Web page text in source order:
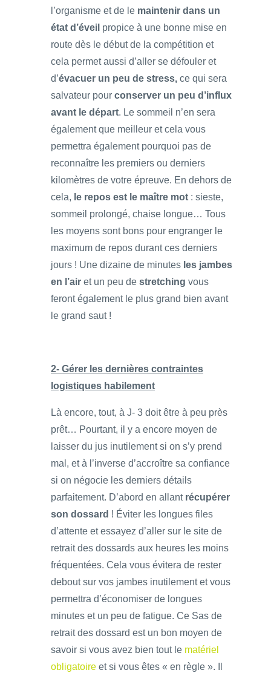
l’organisme et de le maintenir dans un
état d’éveil propice à une bonne mise en
route dès le début de la compétition et
cela permet aussi d’aller se défouler et
d’évacuer un peu de stress, ce qui sera
salvateur pour conserver un peu d’influx
avant le départ. Le sommeil n’en sera
également que meilleur et cela vous
permettra également pourquoi pas de
reconnaître les premiers ou derniers
kilomètres de votre épreuve. En dehors de
cela, le repos est le maître mot : sieste,
sommeil prolongé, chaise longue… Tous
les moyens sont bons pour engranger le
maximum de repos durant ces derniers
jours ! Une dizaine de minutes les jambes
en l’air et un peu de stretching vous
feront également le plus grand bien avant
le grand saut !
2- Gérer les dernières contraintes
logistiques habilement
Là encore, tout, à J- 3 doit être à peu près
prêt… Pourtant, il y a encore moyen de
laisser du jus inutilement si on s’y prend
mal, et à l’inverse d’accroître sa confiance
si on négocie les derniers détails
parfaitement. D’abord en allant récupérer
son dossard ! Éviter les longues files
d’attente et essayez d’aller sur le site de
retrait des dossards aux heures les moins
fréquentées. Cela vous évitera de rester
debout sur vos jambes inutilement et vous
permettra d’économiser de longues
minutes et un peu de fatigue. Ce Sas de
retrait des dossard est un bon moyen de
savoir si vous avez bien tout le matériel
obligatoire et si vous êtes « en règle ». Il